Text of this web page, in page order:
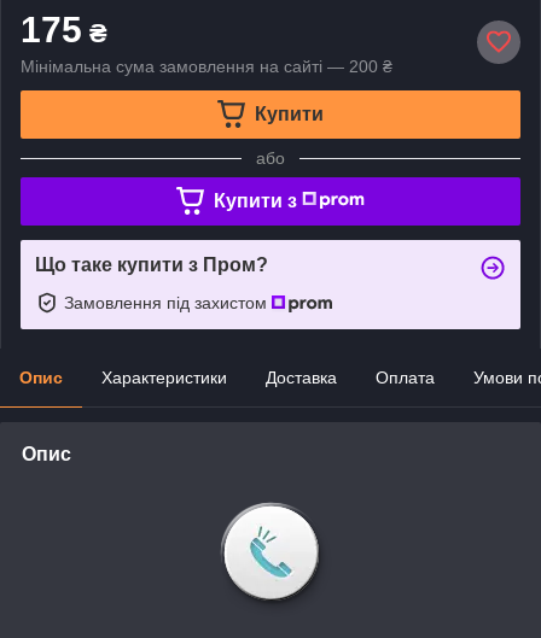
175 ₴
Мінімальна сума замовлення на сайті — 200 ₴
Купити
або
Купити з
Що таке купити з Пром?
Замовлення під захистом
Опис Характеристики Доставка Оплата Умови
Опис